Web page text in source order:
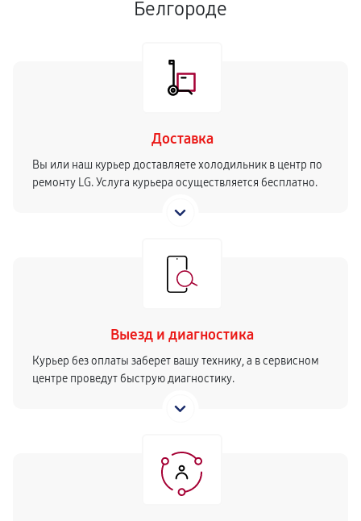
Белгороде
Доставка
Вы или наш курьер доставляете холодильник в центр по
ремонту LG. Услуга курьера осуществляется бесплатно.
Выезд и диагностика
Курьер без оплаты заберет вашу технику, а в сервисном
центре проведут быструю диагностику.